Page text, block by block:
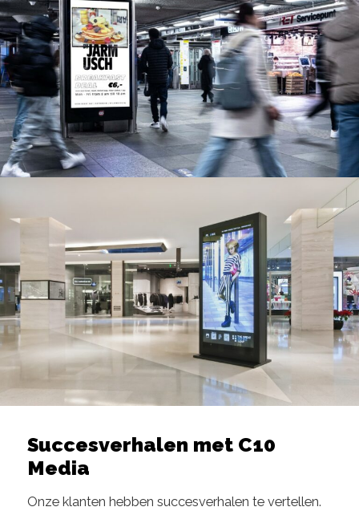
Succesverhalen met C10
Media
Onze klanten hebben succesverhalen te vertellen.